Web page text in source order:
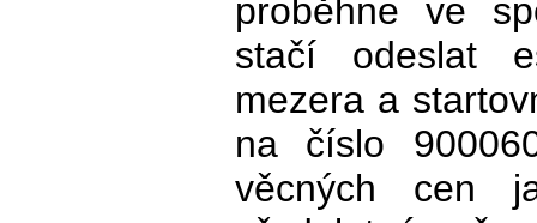
proběhne ve
stačí odeslat
mezera a
na číslo
věcných cen